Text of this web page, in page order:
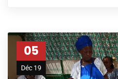
05
Déc 19